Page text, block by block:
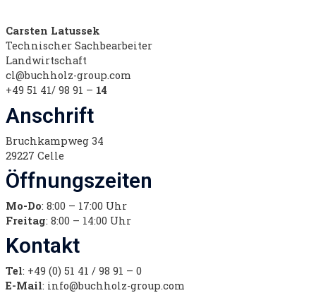
Carsten Latussek
Technischer Sachbearbeiter
Landwirtschaft
cl@buchholz-group.com
+49 51 41/ 98 91 – 14
Anschrift
Bruchkampweg 34
29227 Celle
Öffnungszeiten
Mo-Do: 8:00 – 17:00 Uhr
Freitag: 8:00 – 14:00 Uhr
Kontakt
Tel: +49 (0) 51 41 / 98 91 – 0
E-Mail: info@buchholz-group.com